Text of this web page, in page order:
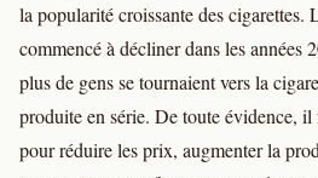
la popularité croissante des cigarettes.
commencé à décliner dans les années
plus de gens se tournaient vers la
produite en série. De toute évidence,
pour réduire les prix, augmenter la